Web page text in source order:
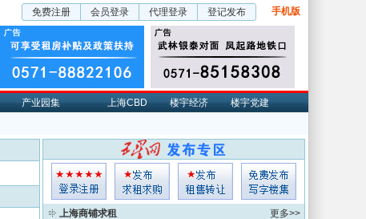
免费注册 会员登录 代理登录 登记发布 手机版
产业园集 上海CBD 楼宇经济
楼宇党建
上海商铺求租
更多>>